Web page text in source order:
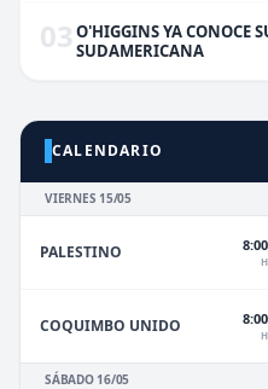
03 O'HIGGINS YA CONOCE
SUDAMERICANA
CALENDARIO
VIERNES 15/05
PALESTINO
COQUIMBO UNIDO
SÁBADO 16/05